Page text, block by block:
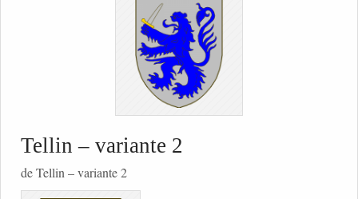
Tellin – variante 2
de Tellin – variante 2